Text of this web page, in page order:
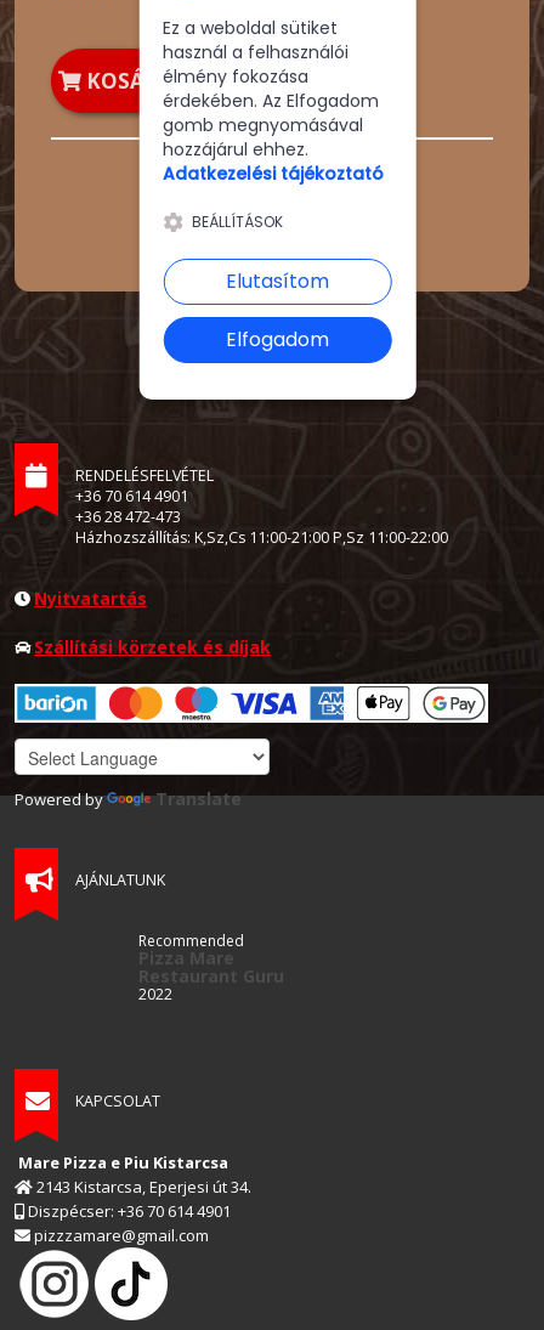
KOSÁRBA
RENDELÉSFELVÉTEL
+36 70 614 4901
+36 28 472-473
Házhozszállítás: K,Sz,Cs 11:00-21:00 P,Sz 11:00-22:00
Nyitvatartás
Szállítási körzetek és díjak
Powered by Translate
AJÁNLATUNK
Recommended
Pizza Mare
Restaurant Guru
2022
KAPCSOLAT
Mare Pizza e Piu Kistarcsa
2143 Kistarcsa, Eperjesi út 34.
Diszpécser: +36 70 614 4901
pizzzamare@gmail.com
Ez a weboldal sütiket
használ a felhasználói
élmény fokozása
érdekében. Az Elfogadom
gomb megnyomásával
hozzájárul ehhez.
Adatkezelési tájékoztató
BEÁLLÍTÁSOK
Elutasítom
Elfogadom